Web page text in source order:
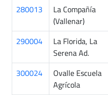
280013
La Compañía
(Vallenar)
290004
La Florida, La
Serena Ad.
300024
Ovalle Escuela
Agrícola